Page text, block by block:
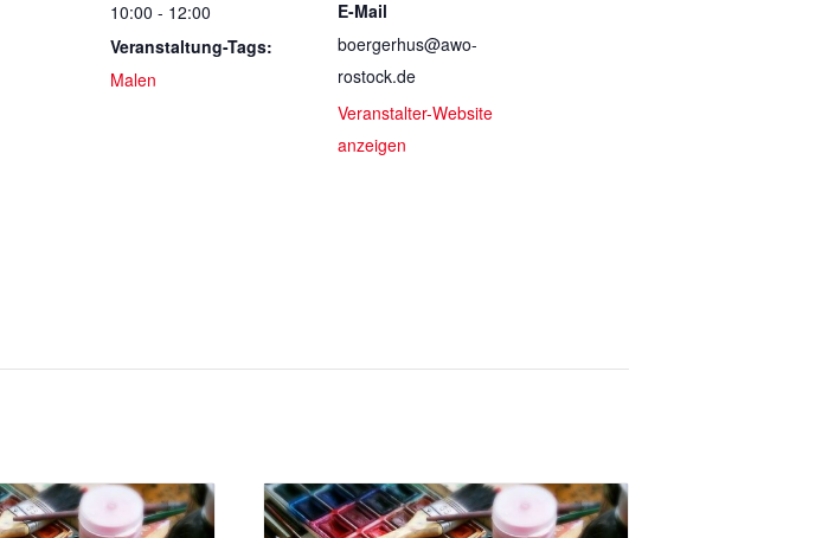
10:00 - 12:00
Veranstaltung-Tags:
Malen
E-Mail
boergerhus@awo-
rostock.de
Veranstalter-Website
anzeigen